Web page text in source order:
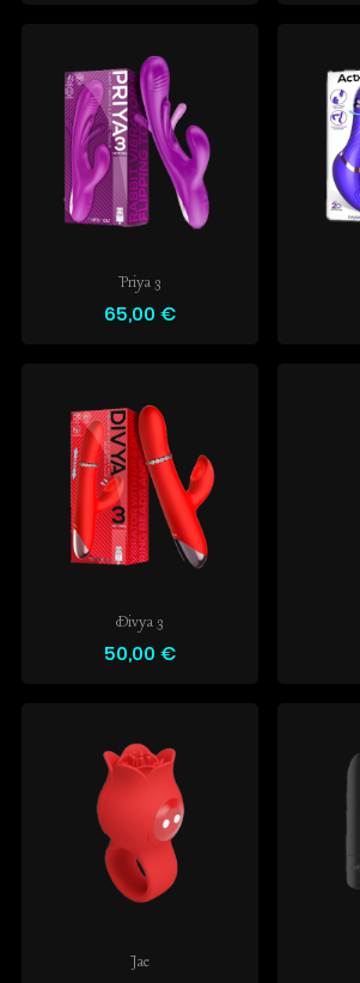
Priya 3
65,00 €
Divya 3
50,00 €
Jae